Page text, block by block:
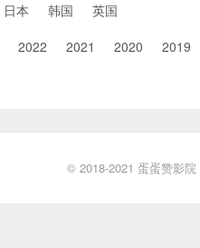
日本 韩国
英国
2022 2021 2020 2019
© 2018-2021 蛋蛋赞影院